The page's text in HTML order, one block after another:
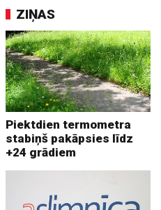
ZIŅAS
Piektdien termometra
stabiņš pakāpsies līdz
+24 grādiem